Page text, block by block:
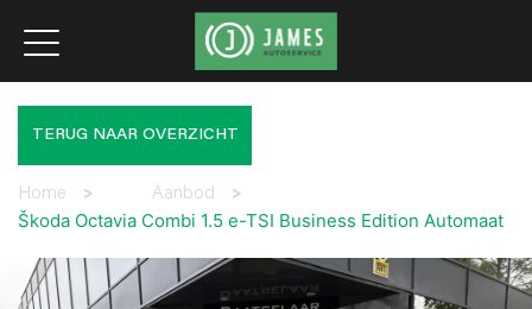
TERUG NAAR OVERZICHT
Home > Aanbod >
Škoda Octavia Combi 1.5 e-TSI Business Edition Automaat